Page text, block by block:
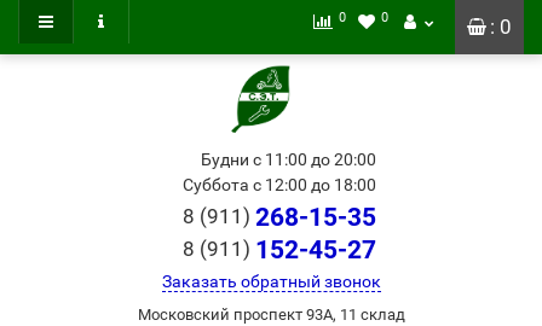
: 0
0 0
Будни с 11:00 до 20:00
Суббота с 12:00 до 18:00
8 (911) 268-15-35
8 (911) 152-45-27
Заказать обратный звонок
Московский проспект 93А, 11 склад